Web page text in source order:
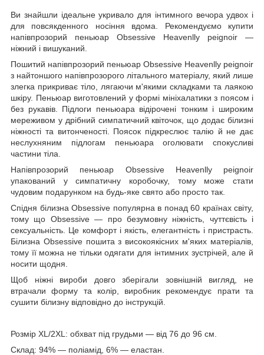
Ви знайшли ідеальне укривало для інтимного вечора удвох і
для повсякденного носіння вдома. Рекомендуємо купити
напівпрозорий пеньюар Obsessive Heavenlly peignoir —
ніжний і вишуканий.
Пошитий напівпрозорий пеньюар Obsessive Heavenlly peignoir
з найтоншого напівпрозорого літального матеріалу, який лише
злегка прикриває тіло, лягаючи м'якими складками та лаякою
шкіру. Пеньюар виготовлений у формі мініхалатики з поясом і
без рукавів. Підлоги пеньюара відірочені тонким і широким
мереживом у дрібний симпатичний квіточок, що додає білизні
ніжності та витонченості. Поясок підкреслює талію й не дає
неслухняним підлогам пеньюара оголювати спокусливі
частини тіла.
Напівпрозорий пеньюар Obsessive Heavenlly peignoir
упакований у симпатичну коробочку, тому може стати
чудовим подарунком на будь-яке свято або просто так.
Спідня білизна Obsessive популярна в понад 60 країнах світу,
тому що Obsessive — про безумовну ніжність, чуттєвість і
сексуальність. Це комфорт і якість, елегантність і пристрасть.
Білизна Obsessive пошита з високоякісних м'яких матеріалів,
тому її можна не тільки одягати для інтимних зустрічей, але й
носити щодня.
Щоб ніжні вироби довго зберігали зовнішній вигляд, не
втрачали форму та колір, виробник рекомендує прати та
сушити білизну відповідно до інструкцій.
Розмір XL/2XL: обхват під грудьми — від 76 до 96 см.
Склад: 94% — поліамід, 6% — еластан.